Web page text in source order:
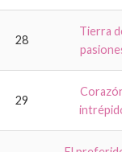
28
Tierra
29